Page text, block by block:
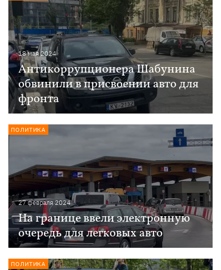
18 мая 2024
Антикоррупционера Шабунина
обвинили в присвоении авто для
фронта
27 февраля 2024
На границе ввели электронную
очередь для легковых авто
ПОЛИТИКА
ПОЛИТИКА